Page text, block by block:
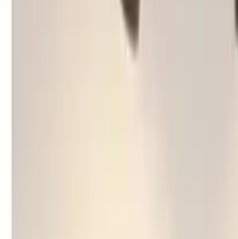
Göz Alıcı Tasarım